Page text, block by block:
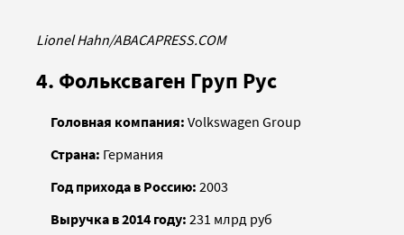
Lionel Hahn/ABACAPRESS.COM
4. Фольксваген Груп Рус
Головная компания: Volkswagen Group
Страна: Германия
Год прихода в Россию: 2003
Выручка в 2014 году: 231 млрд руб